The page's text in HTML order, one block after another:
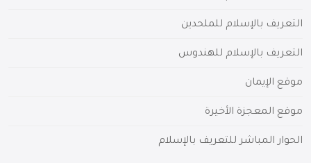
التعريف بالإسلام للملحدين
التعريف بالإسلام للهندوس
موقع الإيمان
موقع المعجزة الأخيرة
الحوار المباشر للتعريف بالإسلام